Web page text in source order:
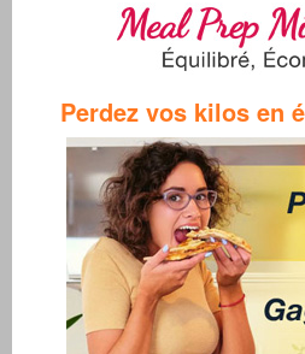
Psycho & tests Forme & santé
Bons Plans
Ratatouille cuisinée bio,
Jean-Michel Cohen et Patrick Sérog sont des
seller Savoir Manger, vendu à plus de 350 000
des fruits et légumes des hypers et des
discount, ainsi que les premiers prix des grandes
dessous toutes les informations concernant le
Sérog
Perdez vos kilos en